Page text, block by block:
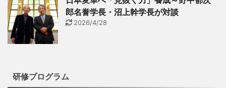
郎名誉学長・沼上幹学長が対談
2026/4/28
研修プログラム